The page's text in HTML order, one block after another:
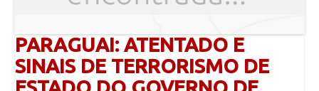
PARAGUAI: ATENTADO E
SINAIS DE TERRORISMO DE